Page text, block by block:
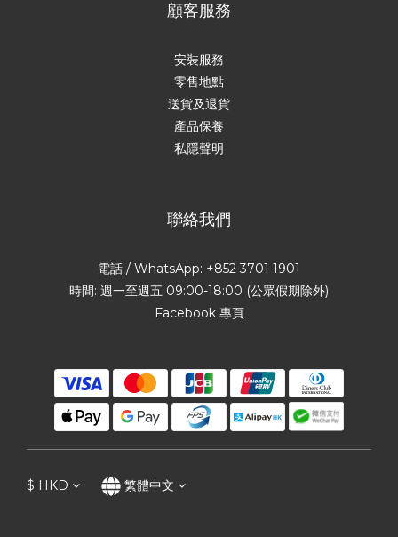
顧客服務
安裝服務
零售地點
送貨及退貨
產品保養
私隱聲明
聯絡我們
電話 / WhatsApp: +852 3701 1901
時間: 週一至週五 09:00-18:00 (公眾假期除外)
Facebook 專頁
$ HKD 繁體中文